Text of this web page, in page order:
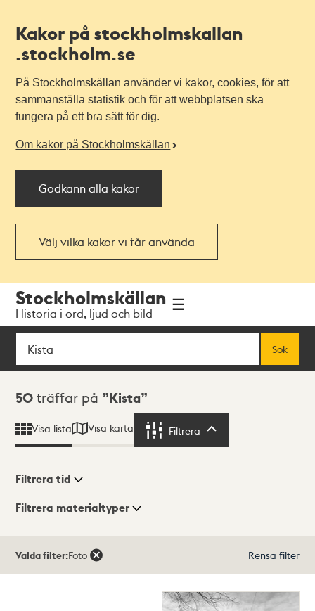
Kakor på stockholmskallan
.stockholm.se
På Stockholmskällan använder vi kakor, cookies, för att
sammanställa statistik och för att webbplatsen ska
fungera på ett bra sätt för dig.
Om kakor på Stockholmskällan
Godkänn alla kakor
Välj vilka kakor vi får använda
navigationen
huvudinnehållet
Stockholmskällan
Historia i ord, ljud och bild
Sök
Sök
Sökresultat
50 träffar på Kista
Visa lista Visa karta Filtrera
Visningsläge
Filtrera tid
Filtrera materialtyper
träffar
Valda filter:Foto Rensa filter